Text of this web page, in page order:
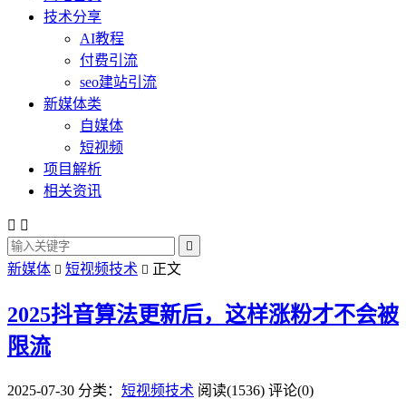
技术分享
AI教程
付费引流
seo建站引流
新媒体类
自媒体
短视频
项目解析
相关资讯
 

新媒体  短视频技术  正文
2025抖音算法更新后，这样涨粉才不会被
限流
2025-07-30 分类： 短视频技术 阅读(1536) 评论(0)